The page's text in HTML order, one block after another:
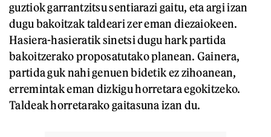
guztiok garrantzitsu sentiarazi gaitu, eta argi izan
dugu bakoitzak taldeari zer eman diezaiokeen.
Hasiera-hasieratik sinetsi dugu hark partida
bakoitzerako proposatutako planean. Gainera,
partida guk nahi genuen bidetik ez zihoanean,
erremintak eman dizkigu horretara egokitzeko.
Taldeak horretarako gaitasuna izan du.